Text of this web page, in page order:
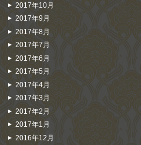
2017年10月
2017年9月
2017年8月
2017年7月
2017年6月
2017年5月
2017年4月
2017年3月
2017年2月
2017年1月
2016年12月